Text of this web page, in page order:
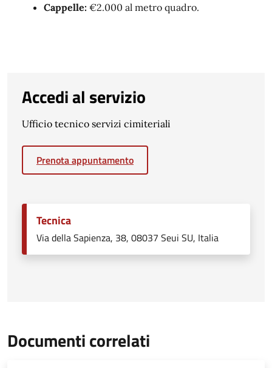
Cappelle: €2.000 al metro quadro.
Accedi al servizio
Ufficio tecnico servizi cimiteriali
Prenota appuntamento
Tecnica
Via della Sapienza, 38, 08037 Seui SU, Italia
Documenti correlati